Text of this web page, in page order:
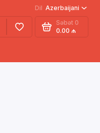
Dil Azerbaijani
Səbət 0
0.00 ₼